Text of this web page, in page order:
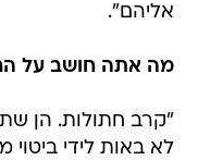
אליהם".
מה אתה חושב על
"קרב חתולות. הן
לא באות לידי ביטוי